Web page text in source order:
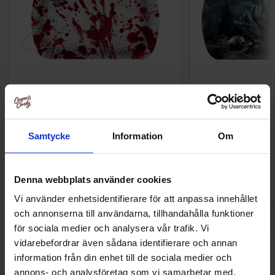
Samtycke Information Om
Denna webbplats använder cookies
Vi använder enhetsidentifierare för att anpassa innehållet
och annonserna till användarna, tillhandahålla funktioner
för sociala medier och analysera vår trafik. Vi
vidarebefordrar även sådana identifierare och annan
information från din enhet till de sociala medier och
annons- och analysföretag som vi samarbetar med.
39.90 kr 19.95 kr
Bricka
79.90 kr
Andra gillade